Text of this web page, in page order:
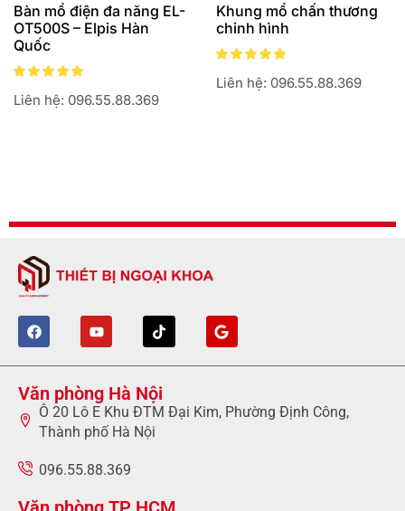
Bàn mổ điện đa năng EL-
OT500S – Elpis Hàn
Quốc
Liên hệ: 096.55.88.369
Khung mổ chấn thương
chỉnh hình
Liên hệ: 096.55.88.369
Văn phòng Hà Nội
Ô 20 Lô E Khu ĐTM Đại Kim, Phường Định Công,
Thành phố Hà Nội
096.55.88.369